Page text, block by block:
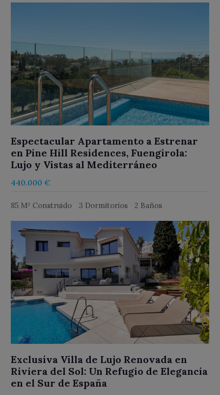
Espectacular Apartamento a Estrenar
en Pine Hill Residences, Fuengirola:
Lujo y Vistas al Mediterráneo
440.000 €
85 M² Construido 3 Dormitorios 2 Baños
Exclusiva Villa de Lujo Renovada en
Riviera del Sol: Un Refugio de Elegancia
en el Sur de España